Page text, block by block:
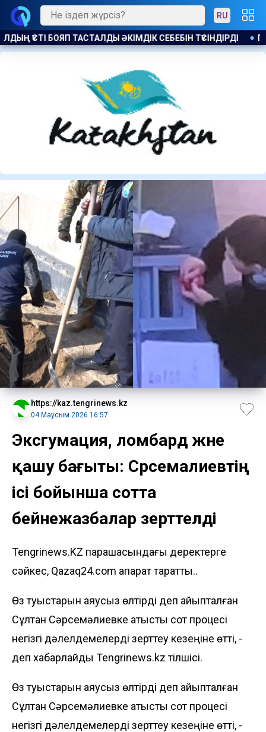
RU
ТҮСІНДІРДІ ПОЛЬША МИНИСТРІ РЕСЕЙ
https://kaz.tengrinews.kz
04 Маусым 2026 16:57
Эксгумация, ломбард және
қашу бағыты: Сәрсемалиевтің
ісі бойынша сотта
бейнежазбалар зерттелді
Tengrinews.KZ парақшасындағы деректерге
сәйкес, Qazaq24.com ақпарат таратты..
Өз туыстарын аяусыз өлтірді деп айыпталған
Сұлтан Сәрсемәлиевке қатысты сот процесі
негізгі дәлелдемелерді зерттеу кезеңіне өтті, -
деп хабарлайды Tengrinews.kzтілшісі.
Өз туыстарын аяусыз өлтірді деп айыпталған
Сұлтан Сәрсемәлиевке қатысты сот процесі
негізгі дәлелдемелерді зерттеу кезеңіне өтті, -